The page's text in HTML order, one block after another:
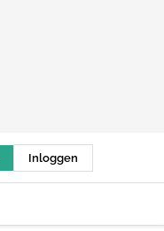
Inloggen